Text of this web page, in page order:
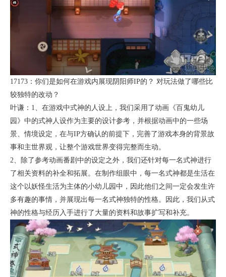
17173：你们是如何在游戏内展现阴阳师IP的？ 对玩法做了哪些比
较独特的改动？
叶谦：1、在游戏中式神的人设上，我们采用了动画《百鬼幼儿
园》中的式神人设作为主要的设计参考，并根据动画中的一些场
景、情境设定，在与IP方确认的前提下，完善了游戏本身的背景故
事和主世界观，让整个游戏世界变得完整而生动。
2、除了参考动画番剧中的设定之外，我们还针对每一名式神进行
了相关资料的补全和拓展。在制作组眼中，每一名式神都是生活在
这个以妖怪生活为主体的小幼儿园中，因此他们之间一定会发生许
多有趣的事情，并展现出每一名式神独特的性格。因此，我们从式
神的性格与经历入手进行了大量的资料和故事扩写和补充。